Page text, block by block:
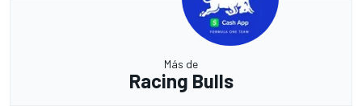
Más de
Racing Bulls